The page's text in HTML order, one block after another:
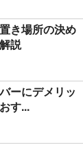
き場所の決め
説
ーにデメリッ
す...